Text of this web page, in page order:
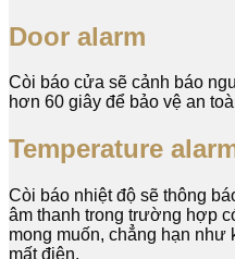
Door alarm
Còi báo cửa sẽ cảnh báo
hơn 60 giây để bảo vệ an
Temperature
Còi báo nhiệt độ sẽ thông
âm thanh trong trường hợp
mong muốn, chẳng hạn
mất điện.